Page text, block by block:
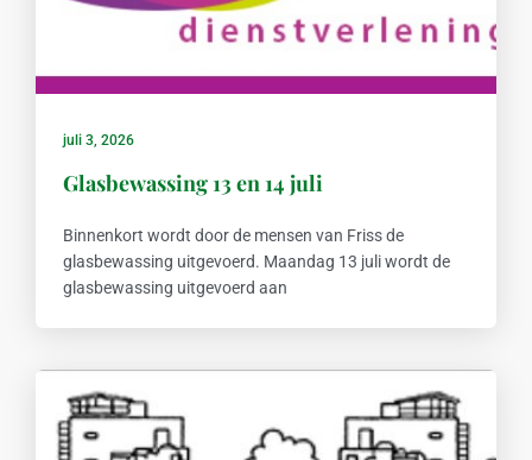
juli 3, 2026
Glasbewassing 13 en 14 juli
Binnenkort wordt door de mensen van Friss de
glasbewassing uitgevoerd. Maandag 13 juli wordt de
glasbewassing uitgevoerd aan